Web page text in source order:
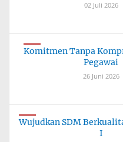
02 Juli 2026
Komitmen Tanpa
Pegawai
26 Juni 2026
Wujudkan SDM
I